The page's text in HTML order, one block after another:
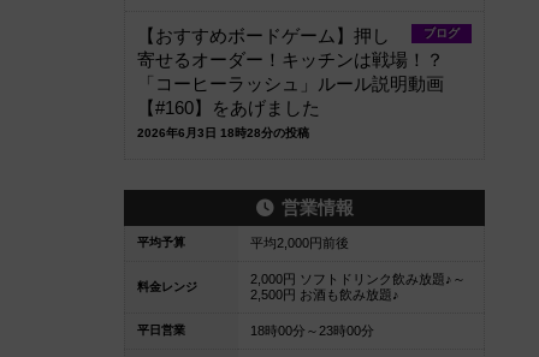
ブログ
【おすすめボードゲーム】押し
寄せるオーダー！キッチンは戦場！？
「コーヒーラッシュ」ルール説明動画
【#160】をあげました
2026年6月3日 18時28分の投稿
営業情報
平均予算 平均2,000円前後
料金レンジ
2,000円 ソフトドリンク飲み放題♪～
2,500円 お酒も飲み放題♪
平日営業 18時00分～23時00分